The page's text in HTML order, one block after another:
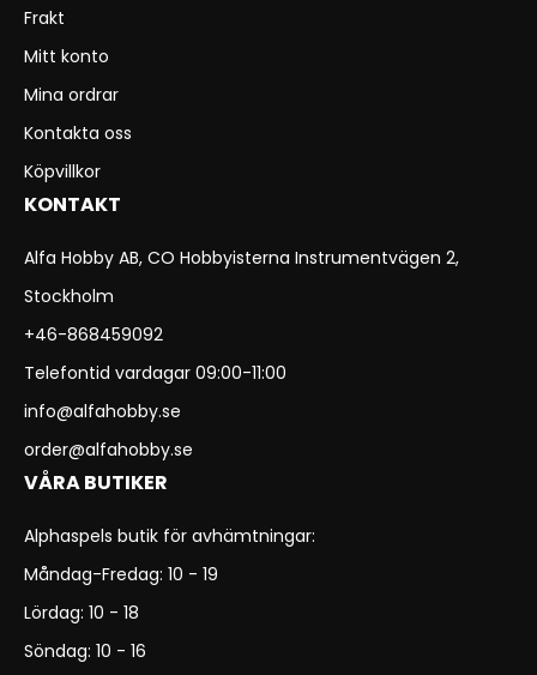
Frakt
Mitt konto
Mina ordrar
Kontakta oss
Köpvillkor
KONTAKT
Alfa Hobby AB, CO Hobbyisterna Instrumentvägen 2,
Stockholm
+46-868459092
Telefontid vardagar 09:00-11:00
info@alfahobby.se
order@alfahobby.se
VÅRA BUTIKER
Alphaspels butik för avhämtningar:
Måndag-Fredag: 10 - 19
Lördag: 10 - 18
Söndag: 10 - 16